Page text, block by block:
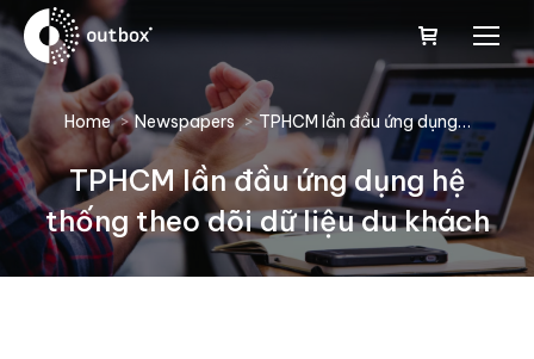
You are here:
Home Newspapers TPHCM lần đầu ứng dụng…
TPHCM lần đầu ứng dụng hệ
thống theo dõi dữ liệu du khách